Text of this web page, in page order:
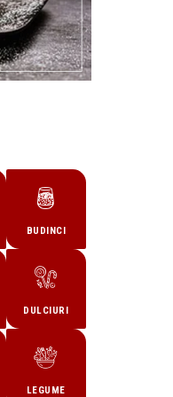
BUDINCI
DULCIURI
LEGUME